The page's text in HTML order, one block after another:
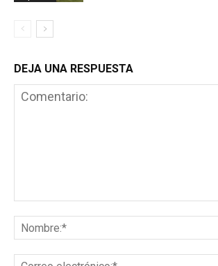
DEJA UNA RESPUESTA